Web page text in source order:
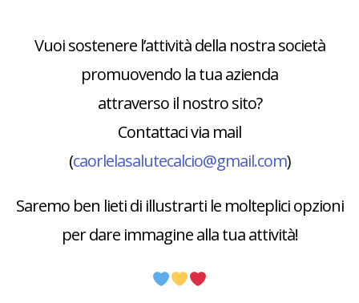
Vuoi sostenere l’attività della nostra società
promuovendo la tua azienda
attraverso il nostro sito?
Contattaci via mail
(caorlelasalutecalcio@gmail.com)
Saremo ben lieti di illustrarti le molteplici opzioni
per dare immagine alla tua attività!